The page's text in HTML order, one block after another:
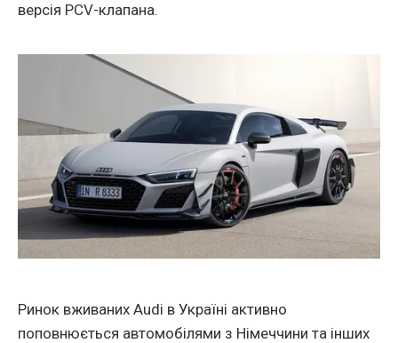
версiя PCV-клапана.
Ринок вживаних Audi в Українi активно
поповнюється автомобiлями з Німеччини та інших